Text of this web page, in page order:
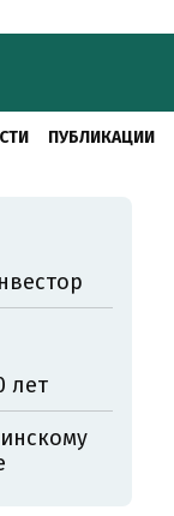
ПУБЛИКАЦИИ
лет